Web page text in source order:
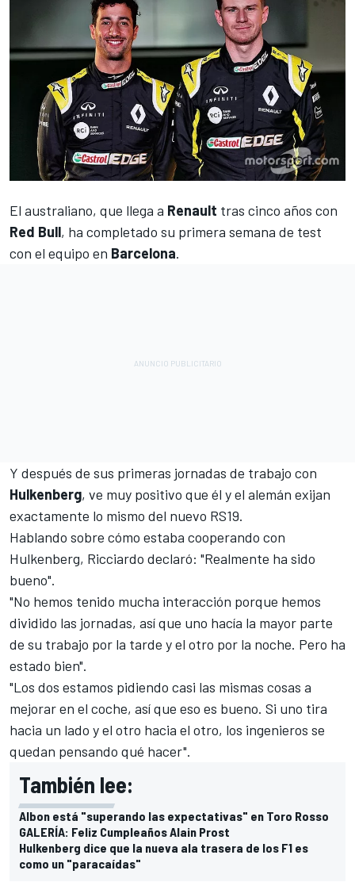
El australiano, que llega a Renault tras cinco años con
Red Bull, ha completado su primera semana de test
con el equipo en Barcelona.
Y después de sus primeras jornadas de trabajo con
Hulkenberg, ve muy positivo que él y el alemán exijan
exactamente lo mismo del nuevo RS19.
Hablando sobre cómo estaba cooperando con
Hulkenberg, Ricciardo declaró: "Realmente ha sido
bueno".
"No hemos tenido mucha interacción porque hemos
dividido las jornadas, así que uno hacía la mayor parte
de su trabajo por la tarde y el otro por la noche. Pero ha
estado bien".
"Los dos estamos pidiendo casi las mismas cosas a
mejorar en el coche, así que eso es bueno. Si uno tira
hacia un lado y el otro hacia el otro, los ingenieros se
quedan pensando qué hacer".
También lee:
Albon está "superando las expectativas" en Toro Rosso
GALERÍA: Feliz Cumpleaños Alain Prost
Hulkenberg dice que la nueva ala trasera de los F1 es
como un "paracaídas"